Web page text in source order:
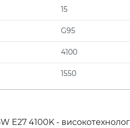
15
G95
4100
1550
E27 4100K -